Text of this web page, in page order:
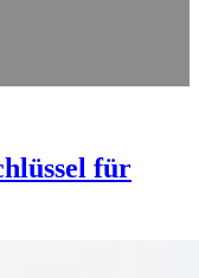
für